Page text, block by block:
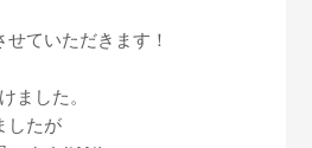
ていただきます！
ました。
したが